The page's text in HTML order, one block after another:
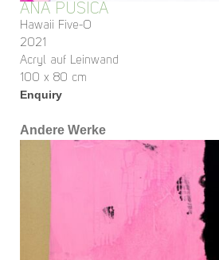
ANA PUSICA
Hawaii Five-O
2021
Acryl auf Leinwand
100 x 80 cm
Enquiry
Andere Werke